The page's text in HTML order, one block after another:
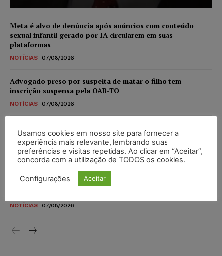
Meta é alvo de denúncia após anúncios com conteúdo
sexual infantil gerado por IA circularem em suas
plataformas
NOTÍCIAS 07/08/2026
Advogado preso por suspeita de matar o filho tem
inscrição suspensa pela OAB-TO
NOTÍCIAS 07/08/2026
novos para pessoas com deficiência e autistas de todos os
níveis
DIREITO TRIBUTÁRIO 07/08/2026
Justiça do Trabalho mantém justa causa de empregado que
NOTÍCIAS 07/08/2026
Usamos cookies em nosso site para fornecer a
experiência mais relevante, lembrando suas
preferências e visitas repetidas. Ao clicar em “Aceitar”,
concorda com a utilização de TODOS os cookies.
Configurações Aceitar